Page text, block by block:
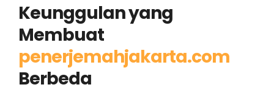
Keunggulan yang
Membuat
penerjemahjakarta.com
Berbeda